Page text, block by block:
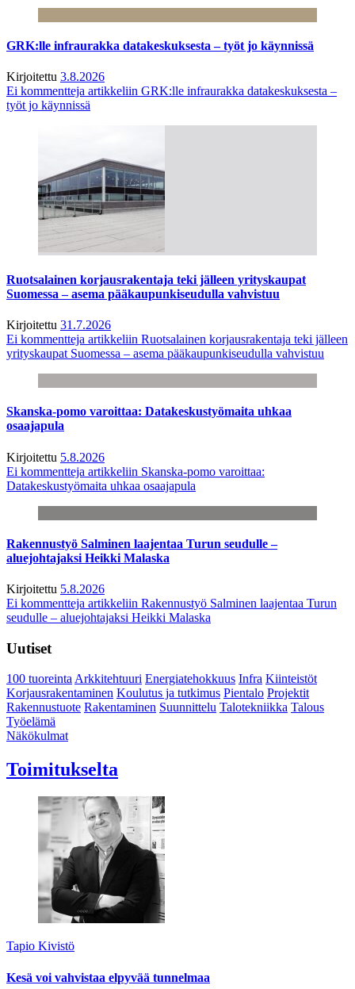
GRK:lle infraurakka datakeskuksesta – työt jo käynnissä
Kirjoitettu 3.8.2026
Ei kommentteja artikkeliin GRK:lle infraurakka datakeskuksesta –
työt jo käynnissä
Ruotsalainen korjausrakentaja teki jälleen yrityskaupat
Suomessa – asema pääkaupunkiseudulla vahvistuu
Kirjoitettu 31.7.2026
Ei kommentteja artikkeliin Ruotsalainen korjausrakentaja teki jälleen
yrityskaupat Suomessa – asema pääkaupunkiseudulla vahvistuu
Skanska-pomo varoittaa: Datakeskustyömaita uhkaa
osaajapula
Kirjoitettu 5.8.2026
Ei kommentteja artikkeliin Skanska-pomo varoittaa:
Datakeskustyömaita uhkaa osaajapula
Rakennustyö Salminen laajentaa Turun seudulle –
aluejohtajaksi Heikki Malaska
Kirjoitettu 5.8.2026
Ei kommentteja artikkeliin Rakennustyö Salminen laajentaa Turun
seudulle – aluejohtajaksi Heikki Malaska
Uutiset
100 tuoreintaArkkitehtuuri Energiatehokkuus Infra Kiinteistöt
Korjausrakentaminen Koulutus ja tutkimus Pientalo Projektit
Rakennustuote Rakentaminen Suunnittelu Talotekniikka Talous
Työelämä
Näkökulmat
Toimitukselta
Tapio Kivistö
Kesä voi vahvistaa elpyvää tunnelmaa